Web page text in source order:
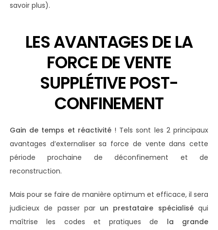
savoir plus).
LES AVANTAGES DE LA
FORCE DE VENTE
SUPPLÉTIVE POST-
CONFINEMENT
Gain de temps et réactivité! Tels sont les 2 principaux
avantages d’externaliser sa force de vente dans cette
période prochaine de déconfinement et de
reconstruction.
Mais pour se faire de manière optimum et efficace, il sera
judicieux de passer par un prestataire spécialiséqui
maîtrise les codes et pratiques de la grande